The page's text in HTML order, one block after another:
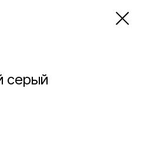
серый